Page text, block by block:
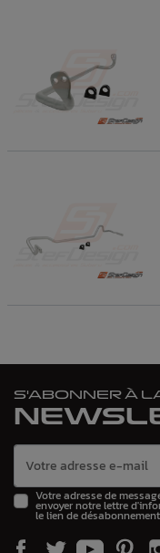
S'ABONNER À
Votre adresse de
envoyer notre lettre
le lien de